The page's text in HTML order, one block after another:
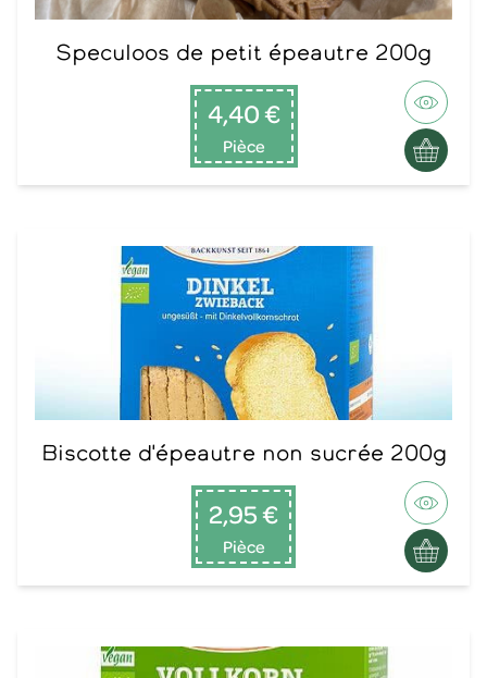
Speculoos de petit épeautre 200g
4,40 €
Pièce
Biscotte d'épeautre non sucrée 200g
2,95 €
Pièce